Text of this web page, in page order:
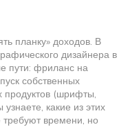
планку» доходов. В
дизайнера в
пути: фриланс на
собственных
продуктов (шрифты,
какие из этих
требуют времени, но